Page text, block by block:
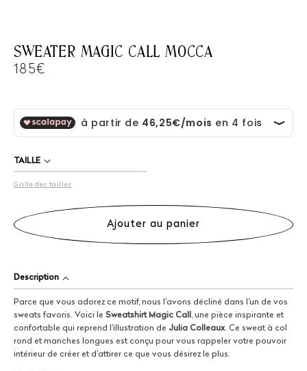
SWEATER MAGIC CALL MOCCA
Prix
185€
TAILLE
Grille des tailles
Description
Parce que vous adorez ce motif, nous l'avons décliné dans l'un de vos
sweats favoris. Voici le Sweatshirt Magic Call , une pièce inspirante et
confortable qui reprend l'illustration de Julia Colleaux. Ce sweat à col
rond et manches longues est conçu pour vous rappeler votre pouvoir
intérieur de créer et d'attirer ce que vous désirez le plus.
Ajouter au panier